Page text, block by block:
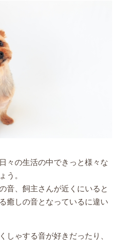
々の生活の中できっと様々な
う。
音、飼主さんが近くにいると
癒しの音となっているに違い
しゃする音が好きだったり、